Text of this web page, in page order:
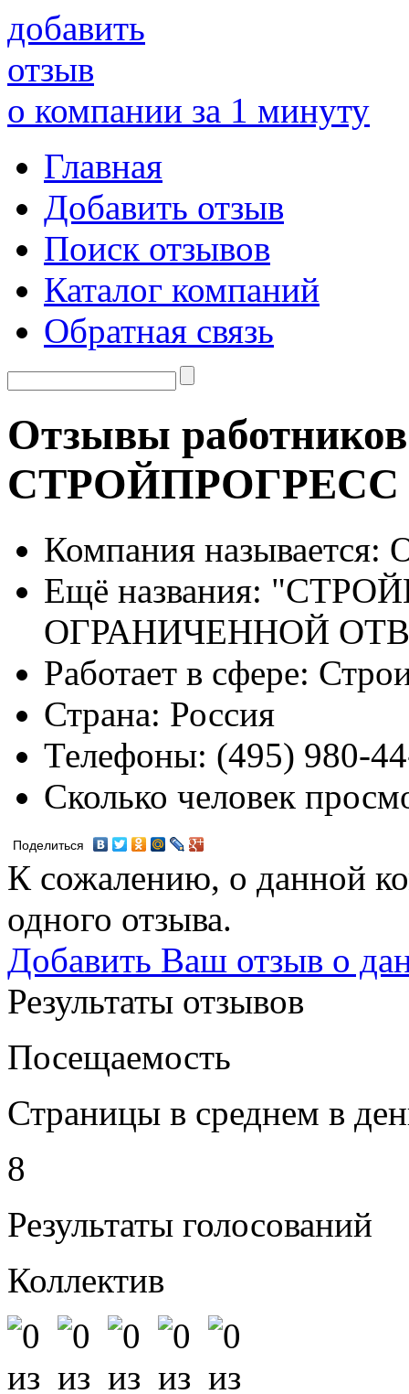
добавить
отзыв
о компании за 1 минуту
Главная
Добавить отзыв
Поиск отзывов
Каталог компаний
Обратная связь
Отзывы
СТРОЙПРОГРЕСС
Компания называется:
Ещё названия:
ОГРАНИЧЕННОЙ
Работает в сфере:
Страна: Россия
Телефоны: (495) 980-
Сколько человек
Поделиться
К сожалению, о данной
одного отзыва.
Добавить Ваш отзыв о
Результаты отзывов
Посещаемость
Страницы в среднем в
8
Результаты голосований
Коллектив